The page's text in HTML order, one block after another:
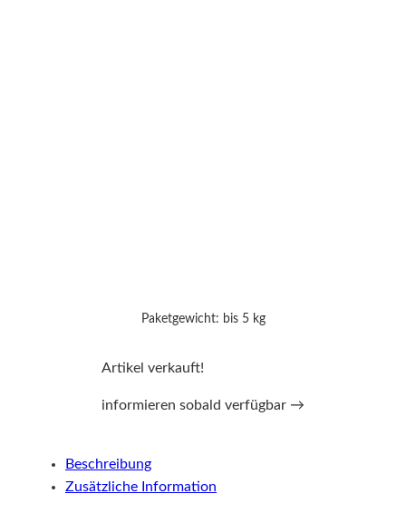
Paketgewicht: bis 5 kg
Artikel verkauft!
informieren sobald verfügbar →
Beschreibung
Zusätzliche Information